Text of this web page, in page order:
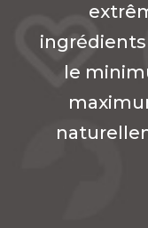
ingrédients
le